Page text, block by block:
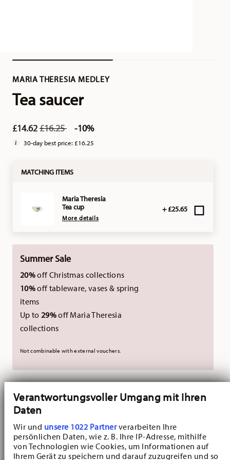
Verantwortungsvoller Umgang mit Ihren
Daten
Wir und unsere 1022 Partnerverarbeiten Ihre
persönlichen Daten, wie z. B. Ihre IP-Adresse, mithilfe
von Technologien wie Cookies, um Informationen auf
Ihrem Gerät zu speichern und darauf zuzugreifen und so
MARIA THERESIA MEDLEY
Tea saucer
£14.62Price reduced from
£16.25to -10%
30-day best price:£16.25
MATCHING ITEMS
Maria Theresia
Tea cup
More details
+ £25.65
Summer Sale
20%off Christmas collections
10%off tableware, vases & spring
items
Up to 29%off Maria Theresia
collections
Not combinable with external vouchers.
Also available as a set
Maria Theresia
Elegant 18-piece tea
service for 6
VIEW